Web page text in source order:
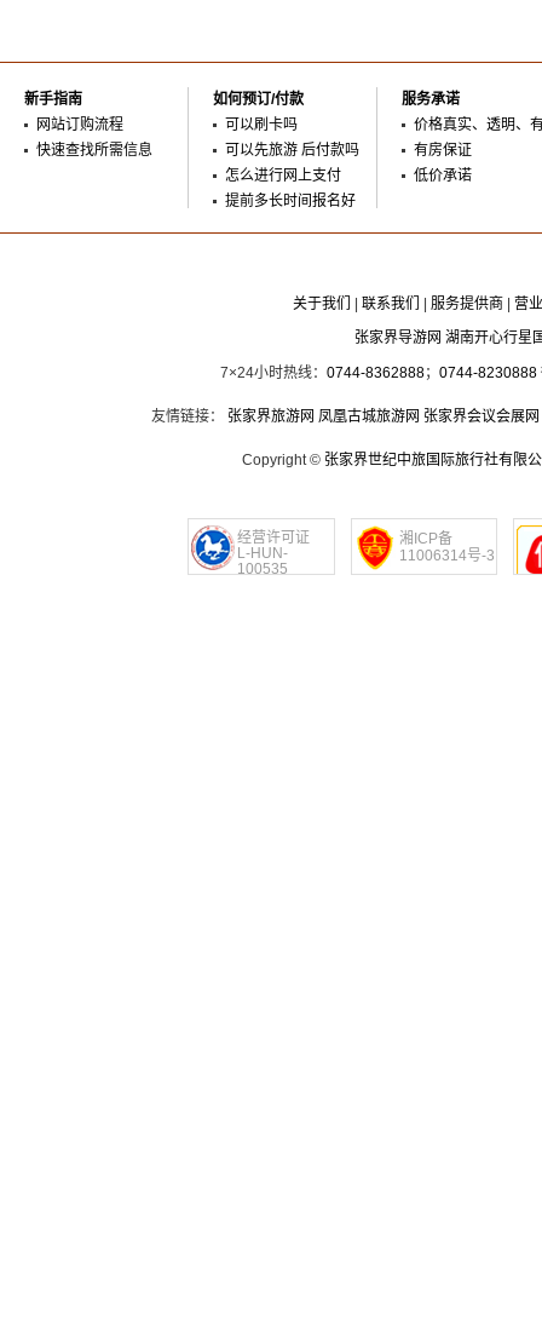
新手指南
网站订购流程
快速查找所需信息
如何预订/付款
可以刷卡吗
可以先旅游 后付款吗
怎么进行网上支付
提前多长时间报名好
服务承诺
价格真实、透明、
有房保证
低价承诺
关于我们 联系我们 服务提供商
营
张家界导游网 湖南开心行星
7×24小时热线： 0744-8362888； 0744-8230888
友情链接： 张家界旅游网 凤凰古城旅游网 张家界会议会展网
Copyright © 张家界世纪中旅国际旅行社有限
经营许可证
L-HUN-
100535
湘ICP备
11006314号-3